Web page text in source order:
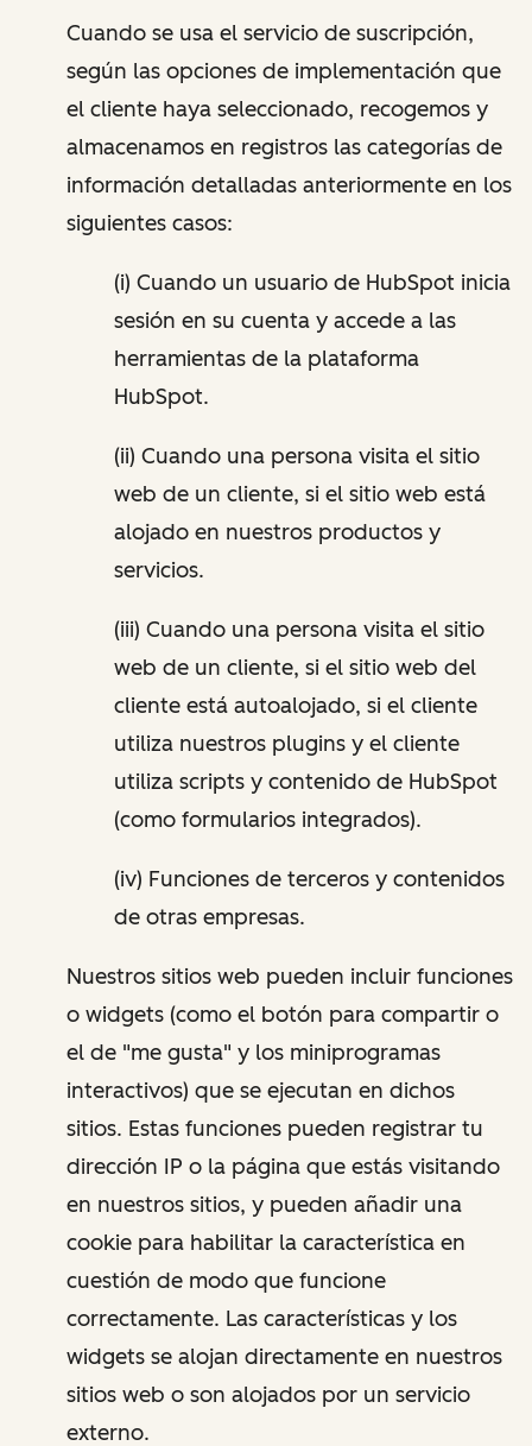
Cuando se usa el servicio de suscripción,
según las opciones de implementación que
el cliente haya seleccionado, recogemos y
almacenamos en registros las categorías de
información detalladas anteriormente en los
siguientes casos:
(i) Cuando un usuario de HubSpot inicia
sesión en su cuenta y accede a las
herramientas de la plataforma
HubSpot.
(ii) Cuando una persona visita el sitio
web de un cliente, si el sitio web está
alojado en nuestros productos y
servicios.
(iii) Cuando una persona visita el sitio
web de un cliente, si el sitio web del
cliente está autoalojado, si el cliente
utiliza nuestros plugins y el cliente
utiliza scripts y contenido de HubSpot
(como formularios integrados).
(iv) Funciones de terceros y contenidos
de otras empresas.
Nuestros sitios web pueden incluir funciones
o widgets (como el botón para compartir o
el de "me gusta" y los miniprogramas
interactivos) que se ejecutan en dichos
sitios. Estas funciones pueden registrar tu
dirección IP o la página que estás visitando
en nuestros sitios, y pueden añadir una
cookie para habilitar la característica en
cuestión de modo que funcione
correctamente. Las características y los
widgets se alojan directamente en nuestros
sitios web o son alojados por un servicio
externo.